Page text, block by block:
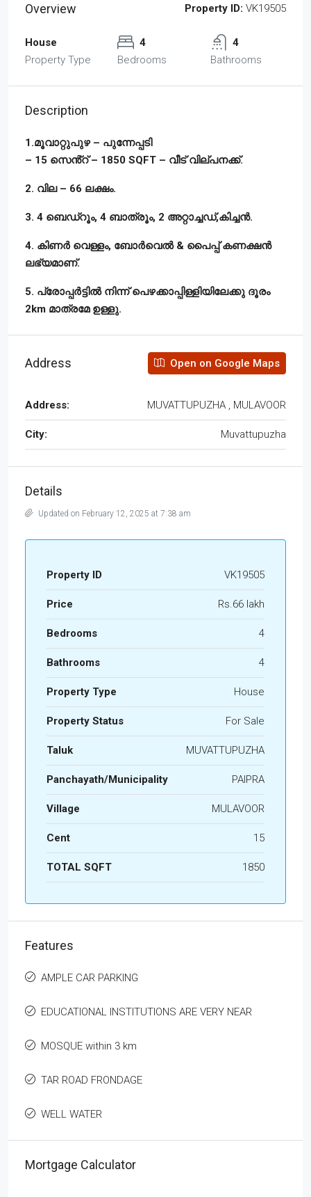
Overview Property ID: VK19505
House
Property Type
4
Bedrooms
4
Bathrooms
Description
1.മൂവാറ്റുപുഴ – പുന്നേപ്പടി
– 15 സെൻ്റ് – 1850 SQFT – വീട് വില്പനക്ക്.
2. വില – 66 ലക്ഷം.
3. 4 ബെഡ്‌റൂം, 4 ബാത്രൂം, 2 അറ്റാച്ചഡ്,കിച്ചൻ.
4. കിണർ വെള്ളം, ബോർവെൽ & പൈപ്പ് കണക്ഷൻ
ലഭ്യമാണ്.
5. പ്രോപ്പർട്ടിൽ നിന്ന് പെഴക്കാപ്പിള്ളിയിലേക്കു ദൂരം
2km മാത്രമേ ഉള്ളു.
Address Open on Google Maps
Address: MUVATTUPUZHA , MULAVOOR
City: Muvattupuzha
Details
Updated on February 12, 2025 at 7:38 am
Property ID VK19505
Price Rs.66 lakh
Bedrooms 4
Bathrooms 4
Property Type House
Property Status For Sale
Taluk MUVATTUPUZHA
Panchayath/Municipality PAIPRA
Village MULAVOOR
Cent 15
TOTAL SQFT 1850
Features
AMPLE CAR PARKING
EDUCATIONAL INSTITUTIONS ARE VERY NEAR
MOSQUE within 3 km
TAR ROAD FRONDAGE
WELL WATER
Mortgage Calculator